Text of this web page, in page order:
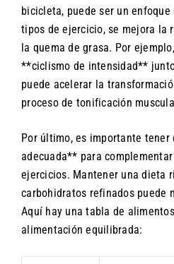
bicicleta, puede ser un
tipos de ejercicio, se mejora la
la quema de grasa. Por
**ciclismo de intensidad**
puede acelerar la
proceso de tonificación
Por último, es importante
adecuada** para
ejercicios. Mantener una dieta
carbohidratos refinados puede
Aquí hay una tabla de
alimentación equilibrada: